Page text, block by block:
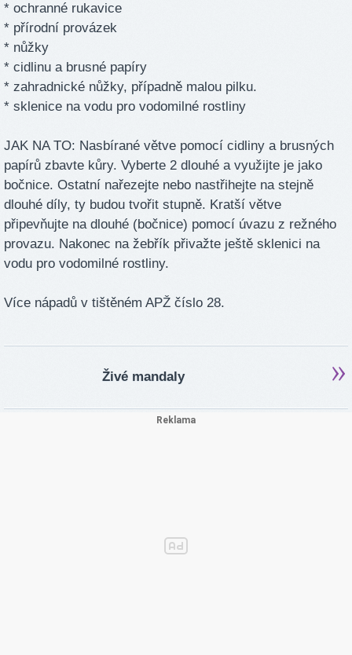
* ochranné rukavice
* přírodní provázek
* nůžky
* cidlinu a brusné papíry
* zahradnické nůžky, případně malou pilku.
* sklenice na vodu pro vodomilné rostliny
JAK NA TO: Nasbírané větve pomocí cidliny a brusných
papírů zbavte kůry. Vyberte 2 dlouhé a využijte je jako
bočnice. Ostatní nařezejte nebo nastřihejte na stejně
dlouhé díly, ty budou tvořit stupně. Kratší větve
připevňujte na dlouhé (bočnice) pomocí úvazu z režného
provazu. Nakonec na žebřík přivažte ještě sklenici na
vodu pro vodomilné rostliny.
Více nápadů v tištěném APŽ číslo 28.
Živé mandaly